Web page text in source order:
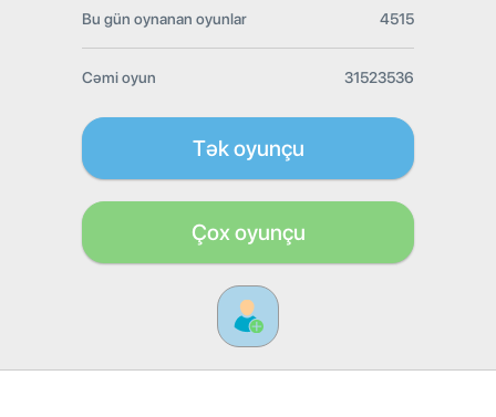
Bu gün oynanan oyunlar 4515
Cəmi oyun 31523536
Tək oyunçu
Çox oyunçu